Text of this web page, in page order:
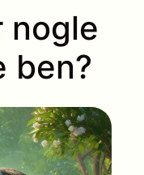
nogle
ben?